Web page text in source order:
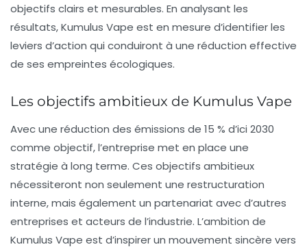
objectifs clairs et mesurables. En analysant les
résultats, Kumulus Vape est en mesure d’identifier les
leviers d’action qui conduiront à une réduction effective
de ses empreintes écologiques.
Les objectifs ambitieux de Kumulus Vape
Avec une réduction des émissions de 15 % d’ici 2030
comme objectif, l’entreprise met en place une
stratégie à long terme. Ces objectifs ambitieux
nécessiteront non seulement une restructuration
interne, mais également un partenariat avec d’autres
entreprises et acteurs de l’industrie. L’ambition de
Kumulus Vape est d’inspirer un mouvement sincère vers